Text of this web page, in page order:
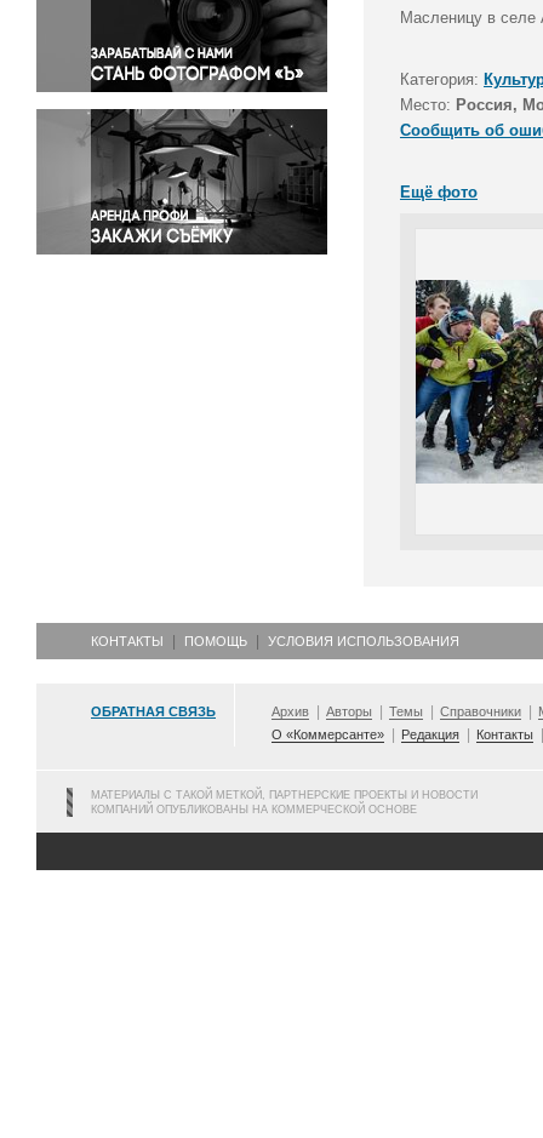
Правосудие
Происшествия и конфликты
Религия
Светская жизнь
Спорт
Экология
Экономика и бизнес
Масленицу в селе
Категория:
Место: Россия,
Сообщить об
Ещё фото
КОНТАКТЫ ПОМОЩЬ УСЛОВИЯ ИСПОЛЬЗОВАНИЯ
ОБРАТНАЯ СВЯЗЬ Архив Авторы Темы Справочники
О «Коммерсанте»
Редакция Контакты
МАТЕРИАЛЫ С ТАКОЙ МЕТКОЙ, ПАРТНЕРСКИЕ ПРОЕКТЫ И НОВОСТИ
КОМПАНИЙ ОПУБЛИКОВАНЫ НА КОММЕРЧЕСКОЙ ОСНОВЕ